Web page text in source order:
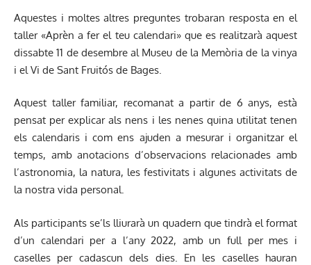
Aquestes i moltes altres preguntes trobaran resposta en el
taller «Aprèn a fer el teu calendari» que es realitzarà aquest
dissabte 11 de desembre al Museu de la Memòria de la vinya
i el Vi de Sant Fruitós de Bages.
Aquest taller familiar, recomanat a partir de 6 anys, està
pensat per explicar als nens i les nenes quina utilitat tenen
els calendaris i com ens ajuden a mesurar i organitzar el
temps, amb anotacions d’observacions relacionades amb
l’astronomia, la natura, les festivitats i algunes activitats de
la nostra vida personal.
Als participants se’ls lliurarà un quadern que tindrà el format
d’un calendari per a l’any 2022, amb un full per mes i
caselles per cadascun dels dies. En les caselles hauran